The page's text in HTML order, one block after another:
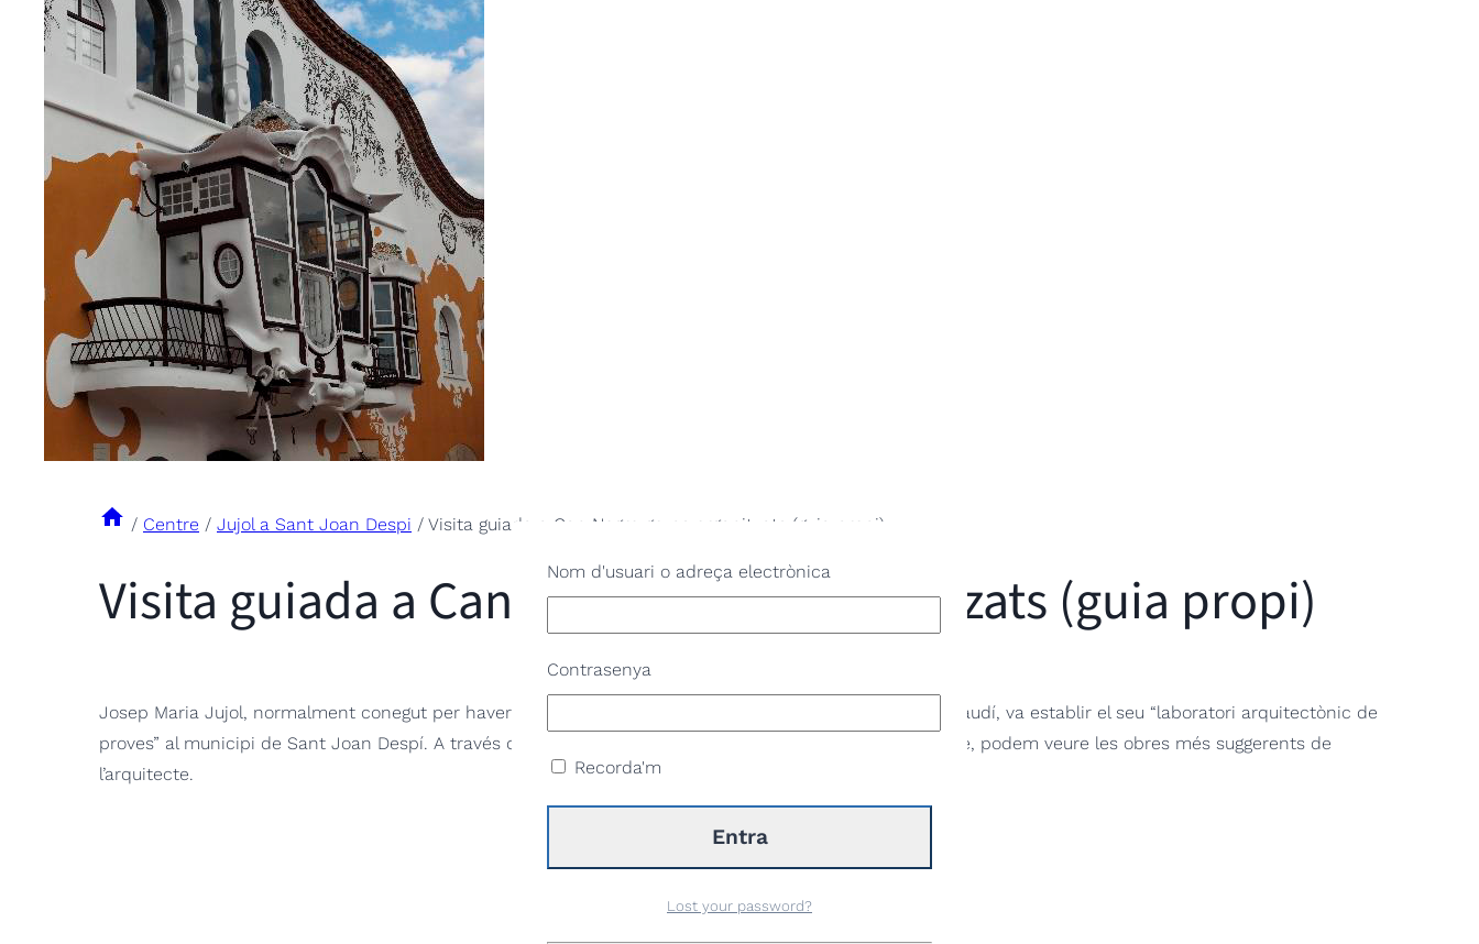
/ Centre / Jujol a Sant Joan Despi / Visita guiada a Can Negre grups organitzats (guia propi)
Visita guiada a Can Negre grups organitzats (guia propi)
Josep Maria Jujol, normalment conegut per haver col·laborat a les obres més emblemàtiques d’Antoni Gaudí, va establir el seu “laboratori arquitectònic de
proves” al municipi de Sant Joan Despí. A través d’aquesta experimentació a l’arquitectura rural del poble, podem veure les obres més suggerents de
l’arquitecte.
Nom d'usuari o adreça electrònica
Contrasenya
Recorda'm
Lost your password?